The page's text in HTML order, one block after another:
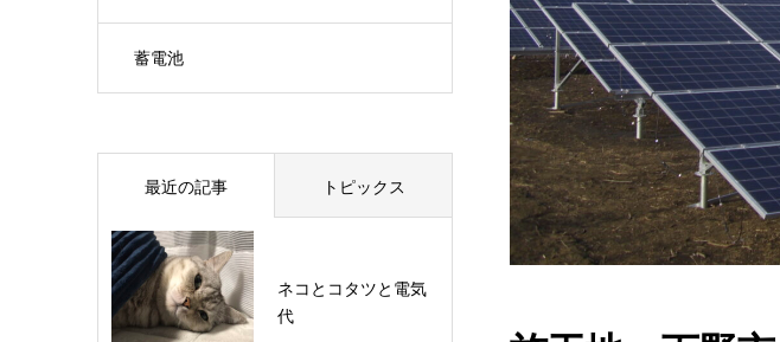
蓄電池
最近の記事 トピックス
ネコとコタツと電気
代